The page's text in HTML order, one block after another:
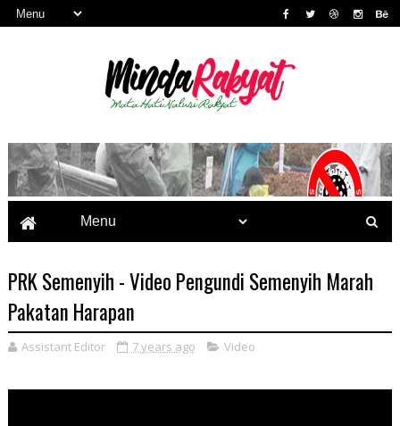
PRK Semenyih - Video Pengundi Semenyih Marah
Pakatan Harapan
Assistant Editor 7 years ago Video